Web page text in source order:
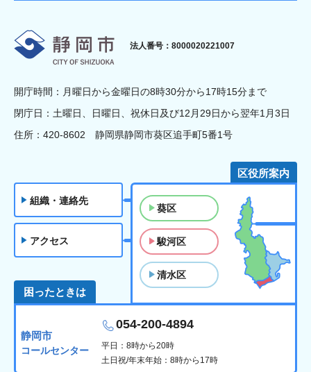
静岡市
法人番号：8000020221007
開庁時間：月曜日から金曜日の8時30分から17時15分まで
閉庁日：土曜日、日曜日、祝休日及び12月29日から翌年1月3日
住所：420-8602 静岡県静岡市葵区追手町5番1号
組織・連絡先
アクセス
区役所案内
葵区
駿河区
清水区
困ったときは
静岡市
コールセンター
054-200-4894
平日：8時から20時
土日祝/年末年始：8時から17時